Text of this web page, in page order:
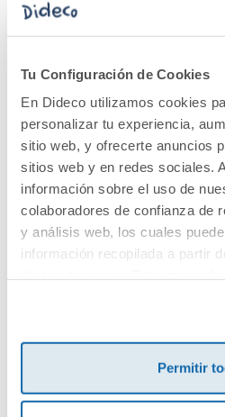
Tu Configuración de Cookies
En Dideco utilizamos cookies
personalizar tu experiencia,
sitio web, y ofrecerte anuncios
sitios web y en redes sociales.
información sobre el uso de
colaboradores de confianza de
y análisis web, los cuales
información recopilada a partir
Permitir
Cuéntanos
¡Sé el primero en
Debes